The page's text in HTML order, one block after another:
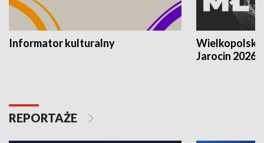
Informator kulturalny
Jarocin 2026
REPORTAŻE